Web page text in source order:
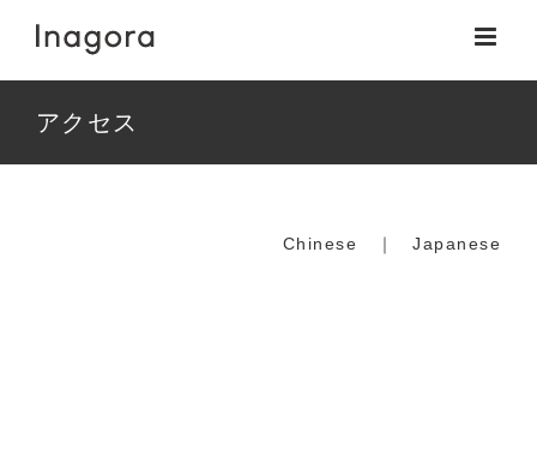
アクセス
Chinese ｜Japanese